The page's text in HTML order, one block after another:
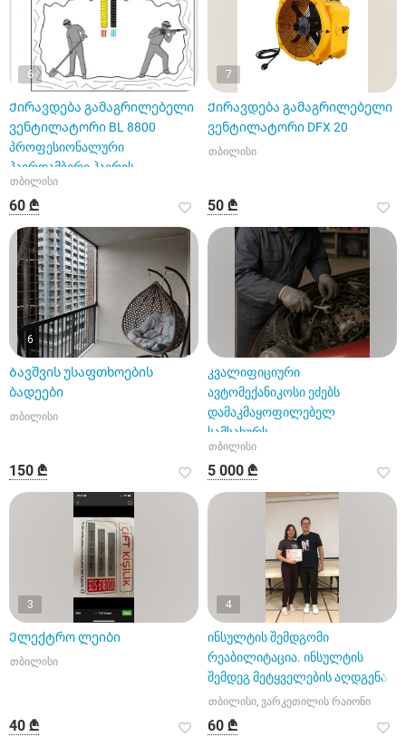
6
Ქირავდება გამაგრილებელი
ვენტილატორი BL 8800
პროფესიონალური
ჰაერდამბერი ჰაერის
ცირკულატორი
თბილისი
60 ₾
7
Ქირავდება გამაგრილებელი
ვენტილატორი DFX 20
თბილისი
50 ₾
6
Ბავშვის უსაფთხოების
ბადეები
თბილისი
150 ₾
კვალიფიციური
ავტომექანიკოსი ეძებს
დამაკმაყოფილებელ
სამსახურს
თბილისი
5 000 ₾
3
Ელექტრო ლეიბი
თბილისი
40 ₾
4
ინსულტის შემდგომი
რეაბილიტაცია. ინსულტის
შემდეგ მეტყველების აღდგენა.
თბილისი, ვარკეთილის რაიონი
60 ₾